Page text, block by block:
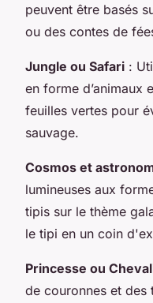
peuvent être basés
ou des contes de
Jungle ou Safari :
en forme d’animaux
feuilles vertes pour
sauvage.
Cosmos et
lumineuses aux
tipis sur le thème
le tipi en un coin
Princesse ou
de couronnes et